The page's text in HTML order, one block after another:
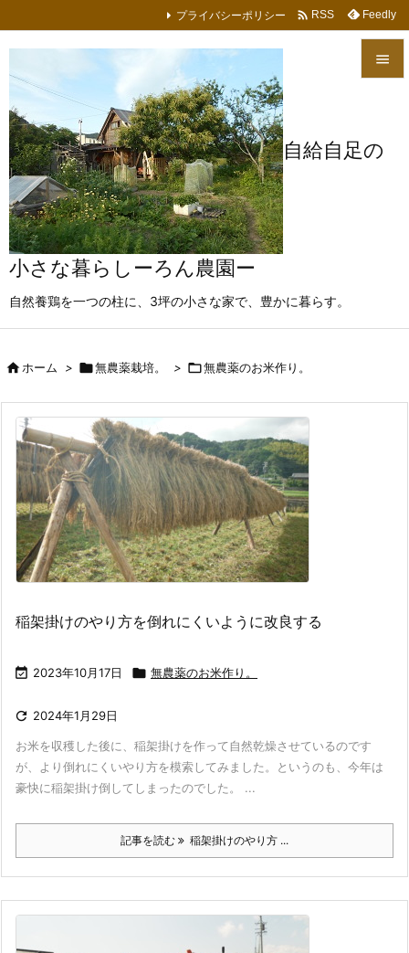
自給自足の
小さな暮らしーろん農園ー
自然養鶏を一つの柱に、3坪の小さな家で、豊かに暮らす。


サイド
プライバシーポリシー  RSS Feedly
ホーム > 無農薬栽培。 > 無農薬のお米作り。
稲架掛けのやり方を倒れにくいように改良する
 2023年10月17日  無農薬のお米作り。
 2024年1月29日
お米を収穫した後に、稲架掛けを作って自然乾燥させているのです
が、より倒れにくいやり方を模索してみました。というのも、今年は
豪快に稲架掛け倒してしまったのでした。 ...
記事を読む 稲架掛けのやり方 ...